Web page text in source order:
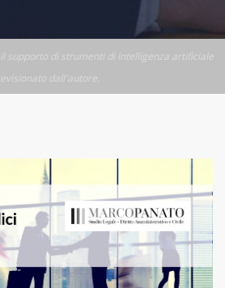
supporto di strumenti di intelligenza artificiale
dall'autore.